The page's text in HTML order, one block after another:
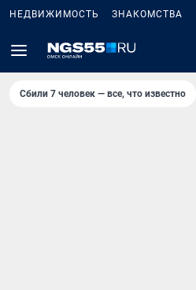
НЕДВИЖИМОСТЬ ЗНАКОМСТВА
Сбили 7 человек — все, что известно